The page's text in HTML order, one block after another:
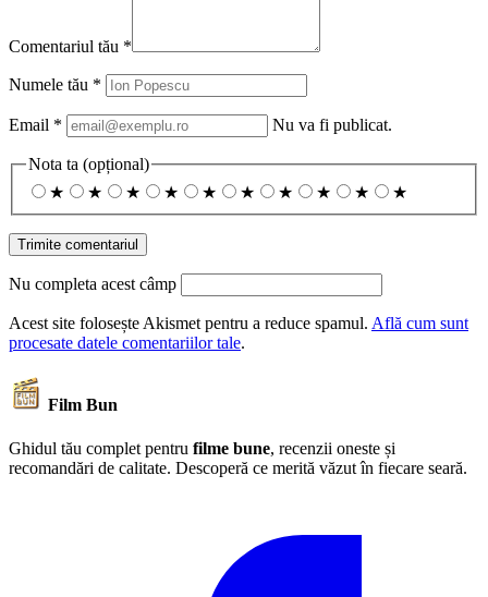
Comentariul tău *
Numele tău *
Email * Nu va fi publicat.
Nota ta (opțional)
★
★ ★ ★ ★ ★ ★ ★ ★ ★
Nu completa acest câmp
Acest site folosește Akismet pentru a reduce spamul. Află cum sunt
procesate datele comentariilor tale.
Film Bun
Ghidul tău complet pentru filme bune, recenzii oneste și
recomandări de calitate. Descoperă ce merită văzut în fiecare seară.